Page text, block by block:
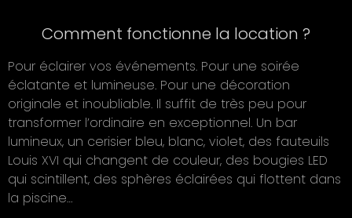
Comment fonctionne la location ?
Pour éclairer vos événements. Pour une soirée
éclatante et lumineuse. Pour une décoration
originale et inoubliable. Il suffit de très peu pour
transformer l’ordinaire en exceptionnel. Un bar
lumineux, un cerisier bleu, blanc, violet, des fauteuils
Louis XVI qui changent de couleur, des bougies LED
qui scintillent, des sphères éclairées qui flottent dans
la piscine…